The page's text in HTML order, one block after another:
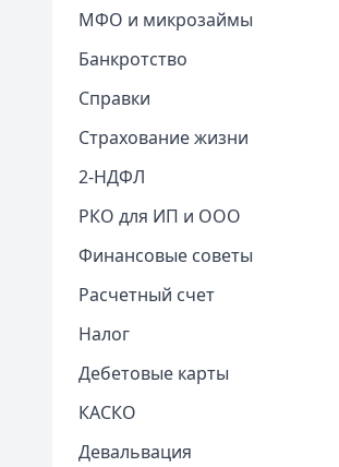
МФО и микрозаймы
Банкротство
Справки
Страхование жизни
2-НДФЛ
РКО для ИП и ООО
Финансовые советы
Расчетный счет
Налог
Дебетовые карты
КАСКО
Девальвация